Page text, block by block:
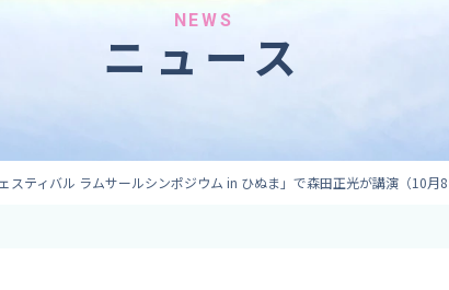
その他の情報提供
NEWS
ニュース
スティバル ラムサールシンポジウム in ひぬま」で森田正光が講演（10月